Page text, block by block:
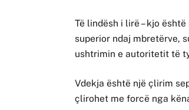
Të lindësh i lirë – kjo
superior ndaj mbretërve,
ushtrimin e autoritetit të
Vdekja është një çlirim
çlirohet me forcë nga